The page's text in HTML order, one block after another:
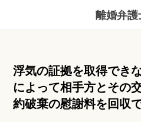
離婚弁
浮気の証拠を取得でき
によって相手方とその
約破棄の慰謝料を回収